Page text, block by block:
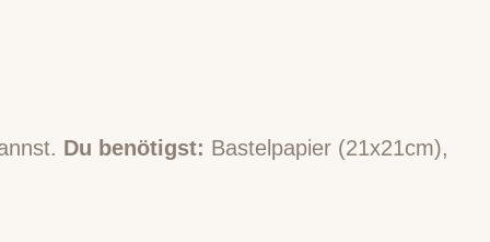
Du benötigst: Bastelpapier (21x21cm),